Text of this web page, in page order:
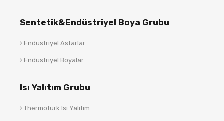
Sentetik&Endüstriyel Boya Grubu
Endüstriyel Astarlar
Endüstriyel Boyalar
Isı Yalıtım Grubu
Thermoturk Isı Yalıtım